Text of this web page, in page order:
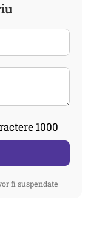
1000
fi suspendate